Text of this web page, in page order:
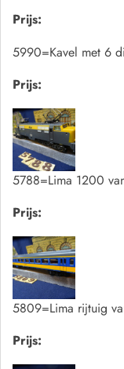
Prijs:
5990=Kavel met 6
Prijs:
5788=Lima 1200
Prijs:
5809=Lima rijtuig
Prijs: